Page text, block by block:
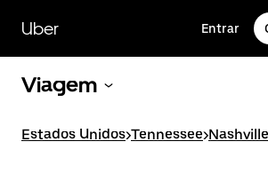
para
conteúdo
Uber Entrar
Viagem
Estados Unidos>Tennessee>Nashville